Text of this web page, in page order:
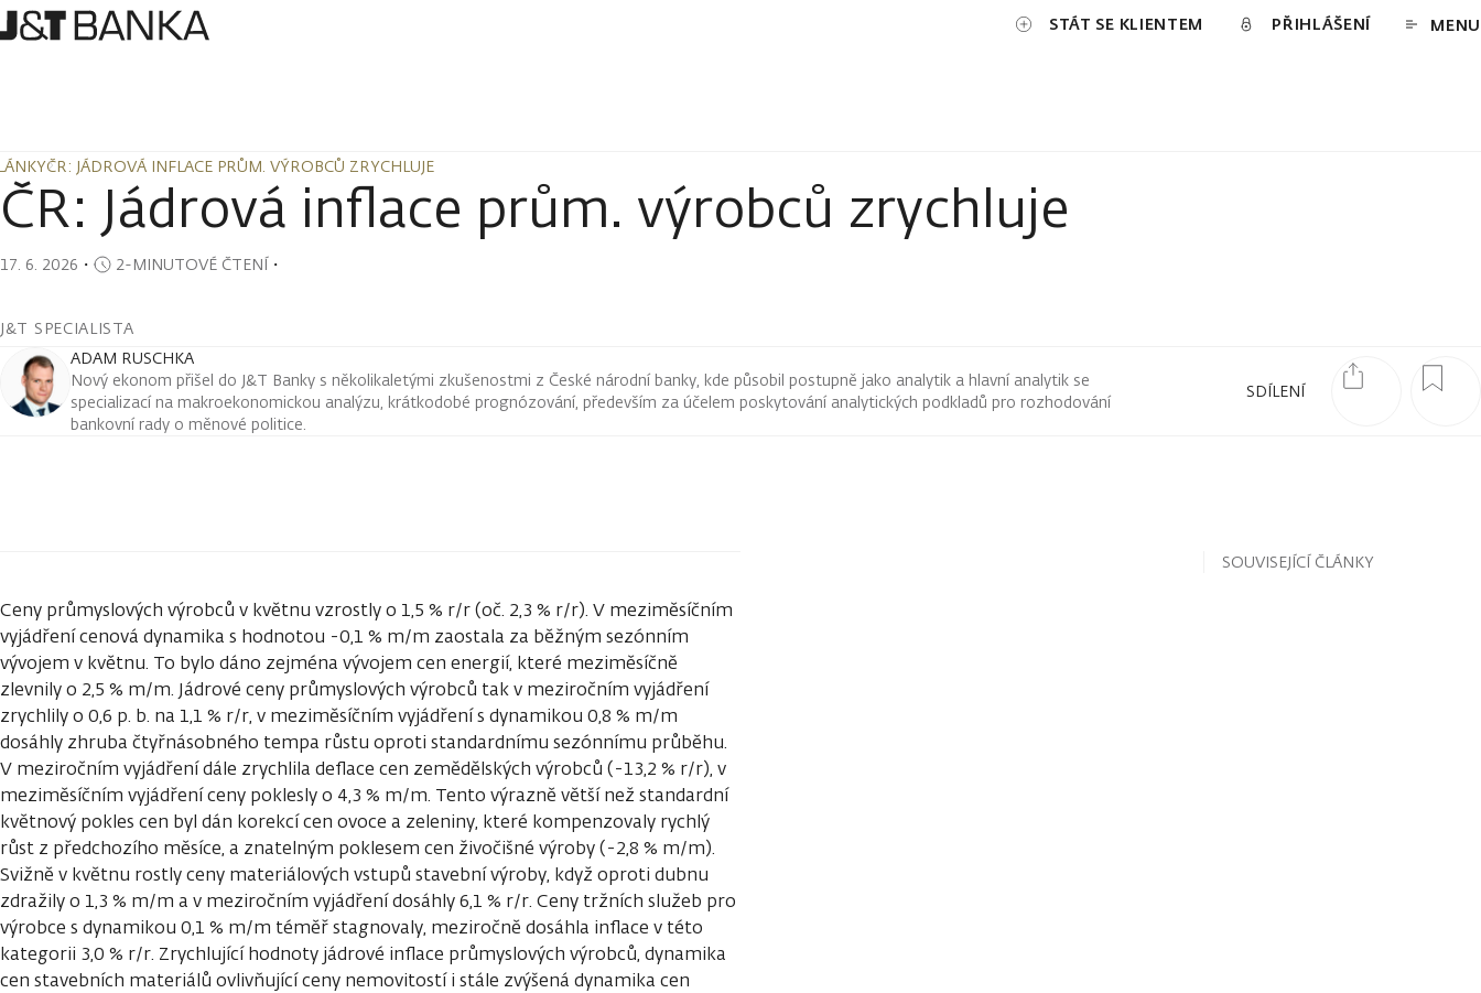
STÁT SE KLIENTEM PŘIHLÁŠENÍ MENU
ČR: JÁDROVÁ INFLACE PRŮM. VÝROBCŮ ZRYCHLUJE
ČR: JÁDROVÁ INFLACE PRŮM. VÝROBCŮ ZRYCHLUJE
ČR: Jádrová inflace prům. výrobců zrychluje
17. 6. 2026 ・ 2-MINUTOVÉ ČTENÍ・
J&T SPECIALISTA
SDÍLENÍ
ADAM RUSCHKA
Nový ekonom přišel do J&T Banky s několikaletými zkušenostmi z České národní banky, kde působil postupně jako analytik a hlavní analytik se
specializací na makroekonomickou analýzu, krátkodobé prognózování, především za účelem poskytování analytických podkladů pro rozhodování
bankovní rady o měnové politice.
Ceny průmyslových výrobců v květnu vzrostly o 1,5 % r/r (oč. 2,3 % r/r). V meziměsíčním
vyjádření cenová dynamika s hodnotou -0,1 % m/m zaostala za běžným sezónním
vývojem v květnu. To bylo dáno zejména vývojem cen energií, které meziměsíčně
zlevnily o 2,5 % m/m. Jádrové ceny průmyslových výrobců tak v meziročním vyjádření
zrychlily o 0,6 p. b. na 1,1 % r/r, v meziměsíčním vyjádření s dynamikou 0,8 % m/m
dosáhly zhruba čtyřnásobného tempa růstu oproti standardnímu sezónnímu průběhu.
V meziročním vyjádření dále zrychlila deflace cen zemědělských výrobců (-13,2 % r/r), v
meziměsíčním vyjádření ceny poklesly o 4,3 % m/m. Tento výrazně větší než standardní
květnový pokles cen byl dán korekcí cen ovoce a zeleniny, které kompenzovaly rychlý
růst z předchozího měsíce, a znatelným poklesem cen živočišné výroby (-2,8 % m/m).
Svižně v květnu rostly ceny materiálových vstupů stavební výroby, když oproti dubnu
zdražily o 1,3 % m/m a v meziročním vyjádření dosáhly 6,1 % r/r. Ceny tržních služeb pro
výrobce s dynamikou 0,1 % m/m téměř stagnovaly, meziročně dosáhla inflace v této
kategorii 3,0 % r/r. Zrychlující hodnoty jádrové inflace průmyslových výrobců, dynamika
cen stavebních materiálů ovlivňující ceny nemovitostí i stále zvýšená dynamika cen
SOUVISEJÍCÍ ČLÁNKY